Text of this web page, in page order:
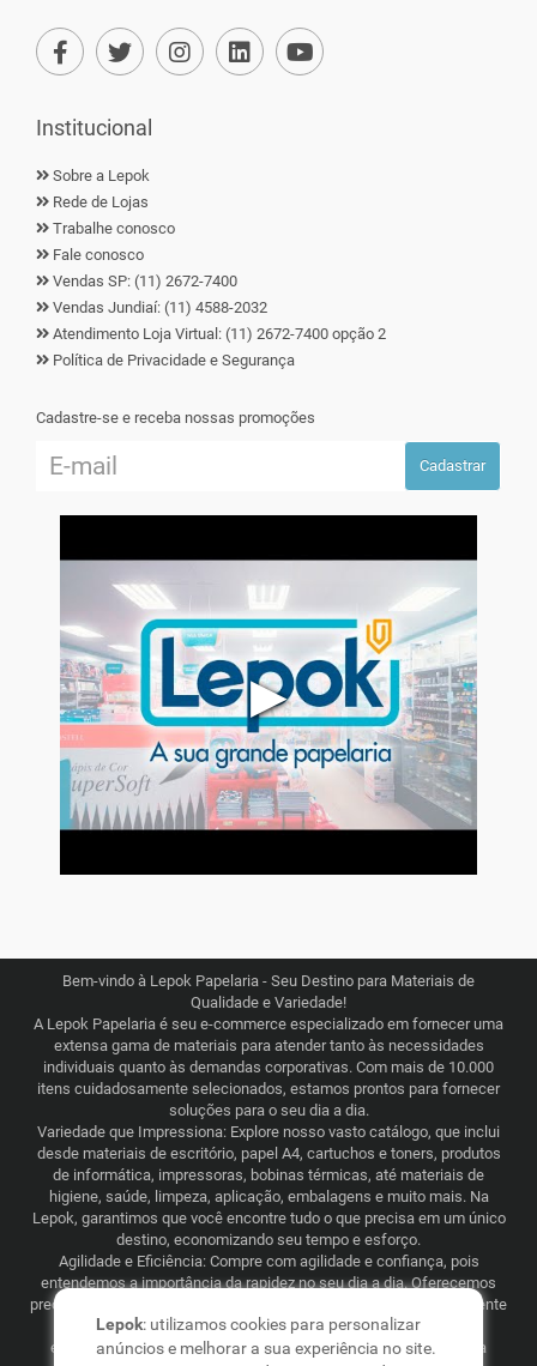
Institucional
Sobre a Lepok
Rede de Lojas
Trabalhe conosco
Fale conosco
Vendas SP: (11) 2672-7400
Vendas Jundiaí: (11) 4588-2032
Atendimento Loja Virtual: (11) 2672-7400 opção 2
Política de Privacidade e Segurança
Cadastre-se e receba nossas promoções
Cadastrar
▶
Bem-vindo à Lepok Papelaria - Seu Destino para Materiais de
Qualidade e Variedade!
A Lepok Papelaria é seu e-commerce especializado em fornecer uma
extensa gama de materiais para atender tanto às necessidades
individuais quanto às demandas corporativas. Com mais de 10.000
itens cuidadosamente selecionados, estamos prontos para fornecer
soluções para o seu dia a dia.
Variedade que Impressiona: Explore nosso vasto catálogo, que inclui
desde materiais de escritório, papel A4, cartuchos e toners, produtos
de informática, impressoras, bobinas térmicas, até materiais de
higiene, saúde, limpeza, aplicação, embalagens e muito mais. Na
Lepok, garantimos que você encontre tudo o que precisa em um único
destino, economizando seu tempo e esforço.
Agilidade e Eficiência: Compre com agilidade e confiança, pois
entendemos a importância da rapidez no seu dia a dia. Oferecemos
preços justos e competitivos, combinados com uma logística eficiente
que abrange todo o Brasil. Seja para consumo recorrente ou
esporádico, a Lepok Papelaria está comprometida em tornar sua
Lepok: utilizamos cookies para personalizar
anúncios e melhorar a sua experiência no site.